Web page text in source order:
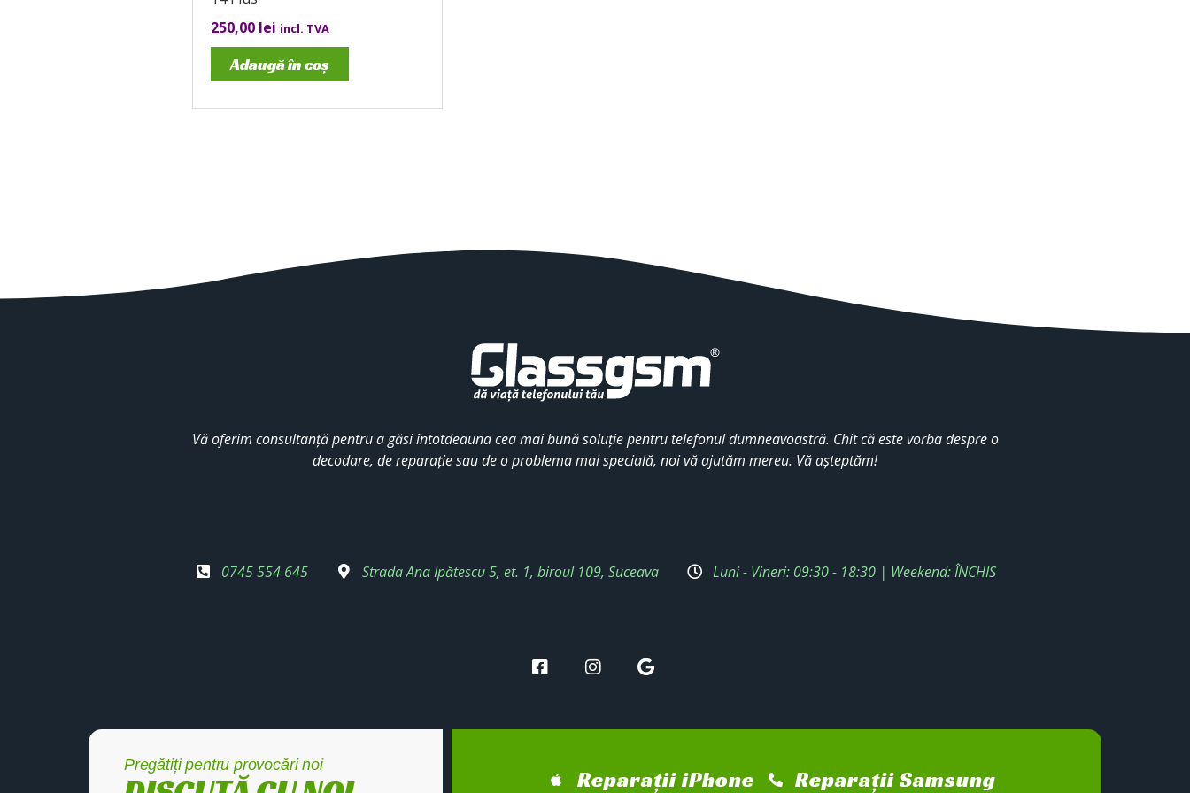
250,00 lei incl. TVA
Adaugă în coș
Vă oferim consultanță pentru a găsi întotdeauna cea mai bună soluție pentru telefonul dumneavoastră. Chit că este vorba despre o
decodare, de reparație sau de o problema mai specială, noi vă ajutăm mereu. Vă așteptăm!
0745 554 645 Strada Ana Ipătescu 5, et. 1, biroul 109, Suceava Luni - Vineri: 09:30 - 18:30 | Weekend: ÎNCHIS
Pregătiți pentru provocări noi
Reparații iPhone Reparații Samsung